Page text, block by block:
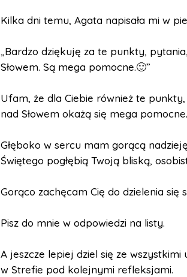
Kilka dni temu, Agata napisała mi w
„Bardzo dziękuję za te punkty,
Słowem. Są mega pomocne.🙂”
Ufam, że dla Ciebie również te
nad Słowem okażą się mega pomocne.
Głęboko w sercu mam gorącą
Świętego pogłębią Twoją bliską,
Gorąco zachęcam Cię do dzielenia
Pisz do mnie w odpowiedzi na listy.
A jeszcze lepiej dziel się ze wszystkimi
w Strefie pod kolejnymi refleksjami.